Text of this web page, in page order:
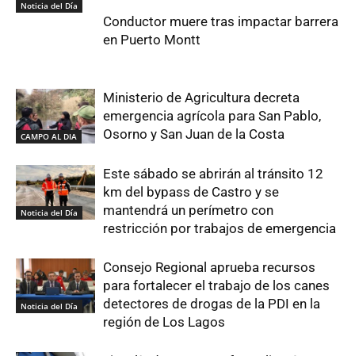
Noticia del Día
Conductor muere tras impactar barrera
en Puerto Montt
CAMPO AL DIA
Ministerio de Agricultura decreta
emergencia agrícola para San Pablo,
Osorno y San Juan de la Costa
Noticia del Día
Este sábado se abrirán al tránsito 12
km del bypass de Castro y se
mantendrá un perímetro con
restricción por trabajos de emergencia
Noticia del Día
Consejo Regional aprueba recursos
para fortalecer el trabajo de los canes
detectores de drogas de la PDI en la
región de Los Lagos